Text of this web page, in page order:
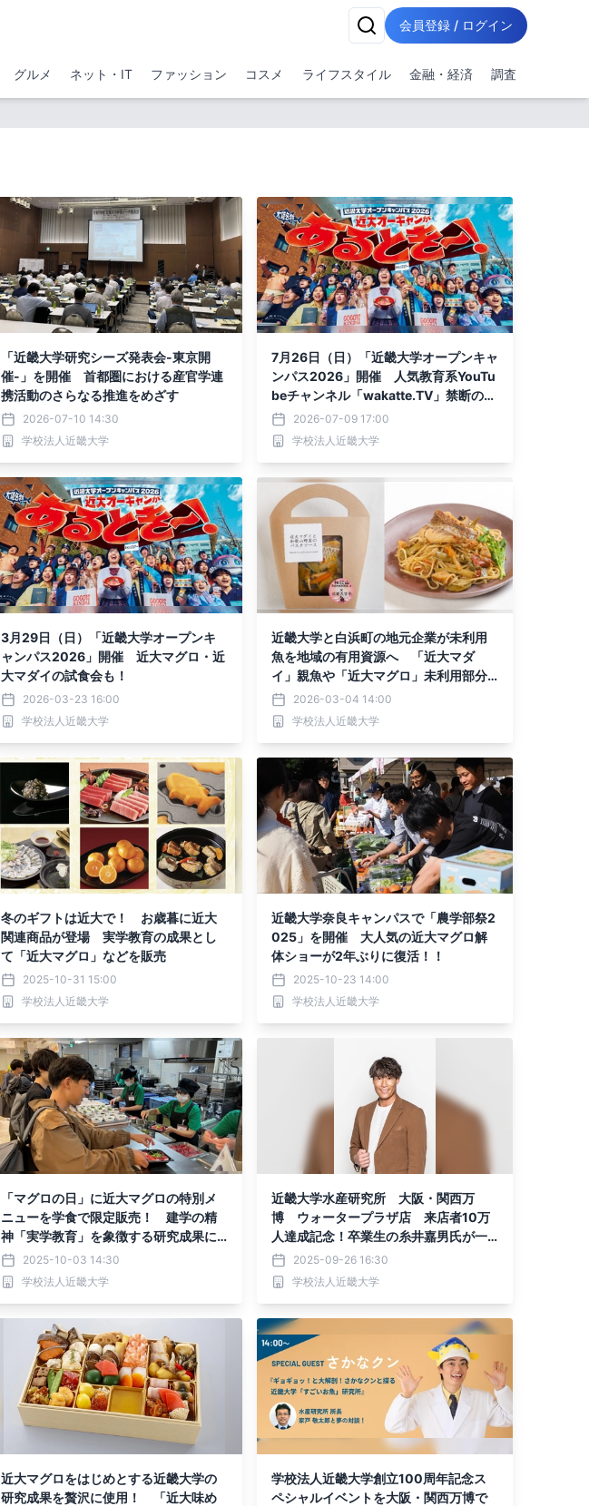
会員登録 / ログイン
グルメ ネット・IT ファッション コスメ ライフスタイル 金融・経済 調査
「近畿大学研究シーズ発表会-東京開
催-」を開催 首都圏における産官学連
携活動のさらなる推進をめざす
2026-07-10 14:30
学校法人近畿大学
7月26日（日）「近畿大学オープンキャ
ンパス2026」開催 人気教育系YouTu
beチャンネル「wakatte.TV」禁断の公
開討論2026-07-09 17:00
学校法人近畿大学
3月29日（日）「近畿大学オープンキ
ャンパス2026」開催 近大マグロ・近
大マダイの試食会も！
2026-03-23 16:00
学校法人近畿大学
近畿大学と白浜町の地元企業が未利用
魚を地域の有用資源へ 「近大マダ
イ」親魚や「近大マグロ」未利用部分
を活用し商品開発
2026-03-04 14:00
学校法人近畿大学
冬のギフトは近大で！ お歳暮に近大
関連商品が登場 実学教育の成果とし
て「近大マグロ」などを販売
2025-10-31 15:00
学校法人近畿大学
近畿大学奈良キャンパスで「農学部祭2
025」を開催 大人気の近大マグロ解
体ショーが2年ぶりに復活！！
2025-10-23 14:00
学校法人近畿大学
「マグロの日」に近大マグロの特別メ
ニューを学食で限定販売！ 建学の精
神「実学教育」を象徴する研究成果に
触れる2025-10-03 14:30
学校法人近畿大学
近畿大学水産研究所 大阪・関西万
博 ウォータープラザ店 来店者10万
人達成記念！卒業生の糸井嘉男氏が一
日店長に就任
2025-09-26 16:30
学校法人近畿大学
近大マグロをはじめとする近畿大学の
研究成果を贅沢に使用！ 「近大味め
学校法人近畿大学創立100周年記念ス
ペシャルイベントを大阪・関西万博で